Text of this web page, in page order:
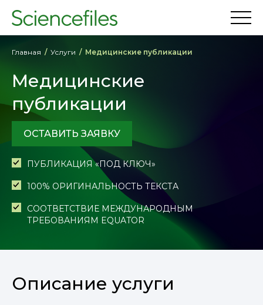
Главная Услуги Медицинские публикации
Медицинские
публикации
ПУБЛИКАЦИЯ «ПОД КЛЮЧ»
100% ОРИГИНАЛЬНОСТЬ ТЕКСТА
СООТВЕТСТВИЕ МЕЖДУНАРОДНЫМ
ТРЕБОВАНИЯМ EQUATOR
ОСТАВИТЬ ЗАЯВКУ
Описание услуги